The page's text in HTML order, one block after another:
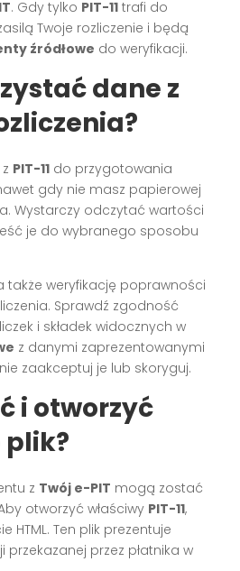
. Gdy tylko PIT-11 trafi do
Twoje rozliczenie i będą
źródłowe do weryfikacji.
dane z
PIT-11 do przygotowania
gdy nie masz papierowej
Wystarczy odczytać wartości
je do wybranego sposobu
także weryfikację poprawności
Sprawdź zgodność
i składek widocznych w
z danymi zaprezentowanymi
zaakceptuj je lub skoryguj.
i otworzyć
plik?
z Twój e-PIT mogą zostać
otworzyć właściwy PIT-11,
HTML. Ten plik prezentuje
przekazanej przez płatnika w